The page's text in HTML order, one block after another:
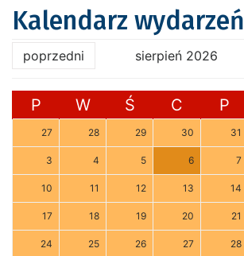
Kalendarz wydarzeń
poprzedni sierpień 2026
P W Ś C P
27 28 29 30 31
3 4 5 6 7
10 11 12 13 14
17 18 19 20 21
24 25 26 27 28